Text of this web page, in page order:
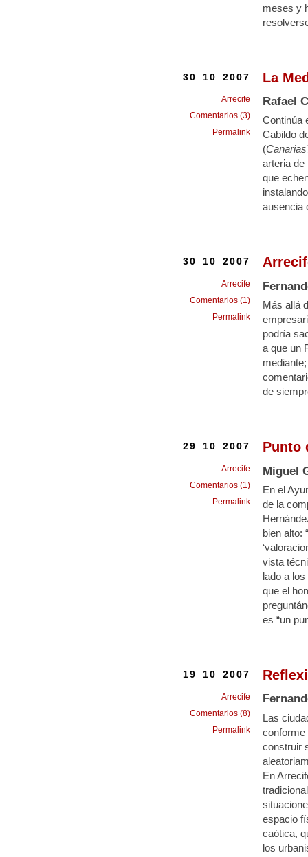
meses y
La
Rafael
Continúa
Cabildo
(
arteria de
que
ausencia
30 10 2007
Arrecife
Comentarios (3)
Permalink
Más allá
podría
a que un
de
30 10 2007
Arrecife
Comentarios (1)
Permalink
Punto
Miguel
En el
de la
bien alto:
vista
lado a
que el
es “un
29 10 2007
Arrecife
Comentarios (1)
Permalink
Las
conforme
construir
En
espacio
caótica,
los
19 10 2007
Arrecife
Comentarios (8)
Permalink